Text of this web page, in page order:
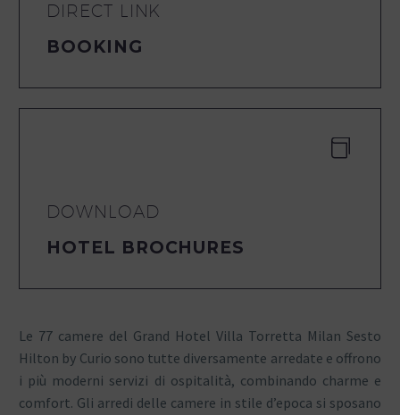
DIRECT LINK
BOOKING


DOWNLOAD
HOTEL BROCHURES
Le 77 camere del Grand Hotel Villa Torretta Milan Sesto
Hilton by Curio sono tutte diversamente arredate e offrono
i più moderni servizi di ospitalità, combinando charme e
comfort. Gli arredi delle camere in stile d’epoca si sposano